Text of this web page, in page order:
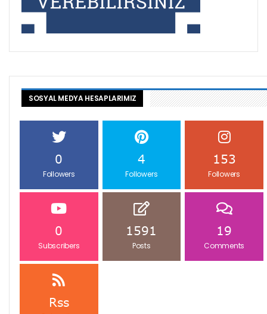
SOSYAL MEDYA HESAPLARIMIZ
0
Followers
4
Followers
153
Followers
0
Subscribers
1591
Posts
19
Comments
Rss